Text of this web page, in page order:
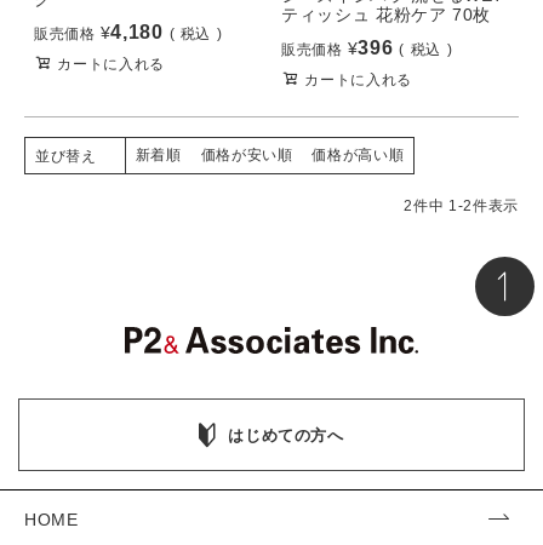
販売価格 ¥4,180
税込
カートに入れる
ティッシュ 花粉ケア 70枚
販売価格 ¥396
税込
カートに入れる
並び替え 新着順 価格が安い順 価格が高い順
2件中 1-2件表示
はじめての方へ
HOME